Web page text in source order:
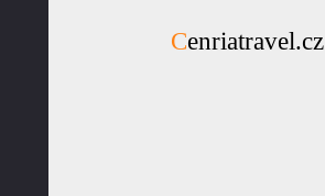
Cenriatravel.cz